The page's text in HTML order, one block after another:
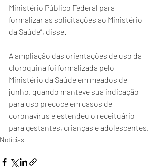
Ministério Público Federal para
formalizar as solicitações ao Ministério
da Saúde”, disse.
A ampliação das orientações de uso da
cloroquina foi formalizada pelo
Ministério da Saúde em meados de
junho, quando manteve sua indicação
para uso precoce em casos de
coronavírus e estendeu o receituário
para gestantes, crianças e adolescentes.
Notícias